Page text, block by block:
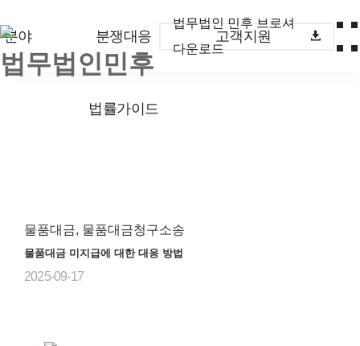
법무법인 민후 브로셔
다운로드
분야 분쟁대응
법률가이드
고객지원
물품대금, 물품대금청구소송
물품대금 미지급에 대한 대응 방법
2025-09-17